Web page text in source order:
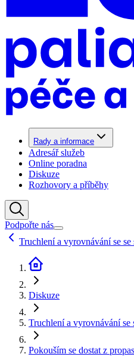
Rady a informace
Adresář služeb
Online poradna
Diskuze
Rozhovory a příběhy
Podpořte nás
Truchlení a vyrovnávání se se
Diskuze
Truchlení a vyrovnávání se
Pokouším se dostat z